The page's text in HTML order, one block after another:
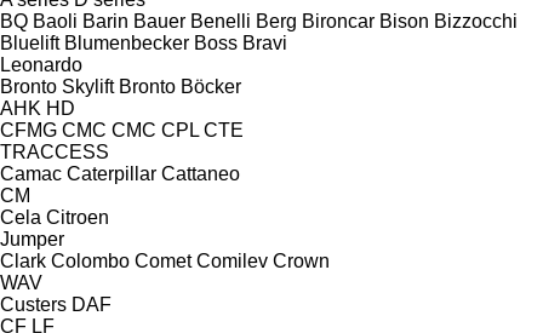
BQ Baoli Barin Bauer Benelli Berg Bironcar Bison Bizzocchi
Bluelift Blumenbecker Boss Bravi
Leonardo
Bronto Skylift Bronto Böcker
AHK HD
CFMG CMC CMC CPL CTE
TRACCESS
Camac Caterpillar Cattaneo
CM
Cela Citroen
Jumper
Clark Colombo Comet Comilev Crown
WAV
Custers DAF
CF LF